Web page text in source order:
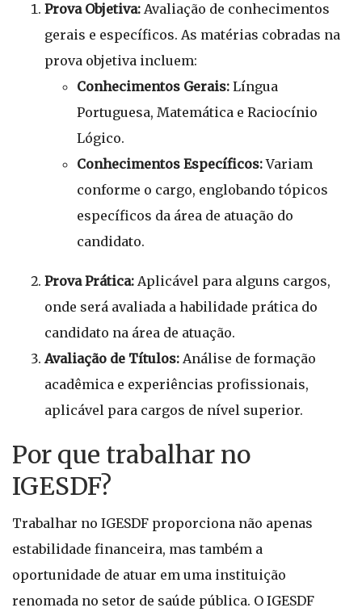
Prova Objetiva: Avaliação de conhecimentos
gerais e específicos. As matérias cobradas na
prova objetiva incluem:
Conhecimentos Gerais: Língua
Portuguesa, Matemática e Raciocínio
Lógico.
Conhecimentos Específicos:Variam
conforme o cargo, englobando tópicos
específicos da área de atuação do
candidato.
Prova Prática: Aplicável para alguns cargos,
onde será avaliada a habilidade prática do
candidato na área de atuação.
Avaliação de Títulos: Análise de formação
acadêmica e experiências profissionais,
aplicável para cargos de nível superior.
Por que trabalhar no
IGESDF?
Trabalhar no IGESDF proporciona não apenas
estabilidade financeira, mas também a
oportunidade de atuar em uma instituição
renomada no setor de saúde pública. O IGESDF